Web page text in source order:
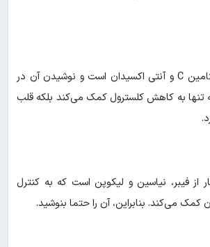
آب انگور سرشار از ویتامین C و آنتی اکسیدان است و نوشیدن آن در
تنها به کاهش کلسترول کمک می‌کند بلکه قلب
از فیبر، نیاسین و لیکوپن است که به کنترل
کمک می‌کند. بنابراین، آن را حتما بنوشید.